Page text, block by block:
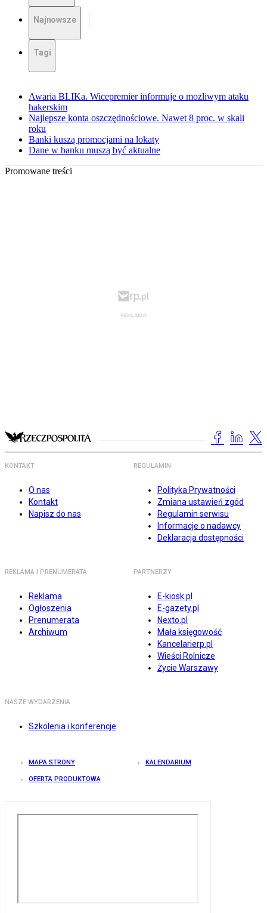
Najnowsze
Tagi
Awaria BLIKa. Wicepremier informuje o możliwym ataku
hakerskim
Najlepsze konta oszczędnościowe. Nawet 8 proc. w skali
roku
Banki kuszą promocjami na lokaty
Dane w banku muszą być aktualne
Promowane treści
KONTAKT
O nas
Kontakt
Napisz do nas
REGULAMIN
Polityka Prywatności
Zmiana ustawień zgód
Regulamin serwisu
Informacje o nadawcy
Deklaracja dostępności
REKLAMA I PRENUMERATA
Reklama
Ogłoszenia
Prenumerata
Archiwum
PARTNERZY
E-kiosk.pl
E-gazety.pl
Nexto.pl
Mała księgowość
Kancelarierp.pl
Wieści Rolnicze
Życie Warszawy
NASZE WYDARZENIA
Szkolenia i konferencje
MAPA STRONY KALENDARIUM
OFERTA PRODUKTOWA